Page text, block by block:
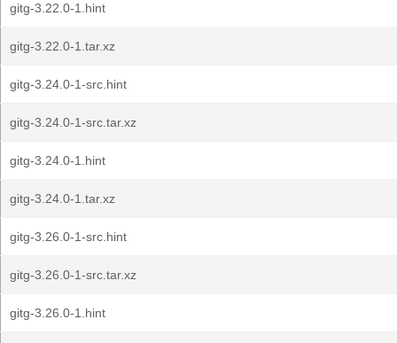
gitg-3.22.0-1.hint
gitg-3.22.0-1.tar.xz
gitg-3.24.0-1-src.hint
gitg-3.24.0-1-src.tar.xz
gitg-3.24.0-1.hint
gitg-3.24.0-1.tar.xz
gitg-3.26.0-1-src.hint
gitg-3.26.0-1-src.tar.xz
gitg-3.26.0-1.hint